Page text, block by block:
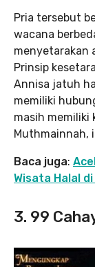
Pria tersebut
wacana
menyetarakan
Prinsip
Annisa jatuh
memiliki
masih memiliki
Muthmainnah,
Baca juga:
Wisata Halal
3. 99